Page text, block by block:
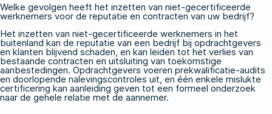
Welke gevolgen heeft het inzetten van niet-gecertificeerde
werknemers voor de reputatie en contracten van uw bedrijf?
Het inzetten van niet-gecertificeerde werknemers in het
buitenland kan de reputatie van een bedrijf bij opdrachtgevers
en klanten blijvend schaden, en kan leiden tot het verlies van
bestaande contracten en uitsluiting van toekomstige
aanbestedingen. Opdrachtgevers voeren prekwalificatie-audits
en doorlopende nalevingscontroles uit, en één enkele mislukte
certificering kan aanleiding geven tot een formeel onderzoek
naar de gehele relatie met de aannemer.